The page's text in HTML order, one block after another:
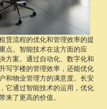
赁流程的优化和管理效率的提
点。智能技术在这方面的应
方案。通过自动化、数字化和
写字楼的管理效率，还能优化
和物业管理方的满意度。长安
它通过智能技术的运用，优化
来了更高的价值。